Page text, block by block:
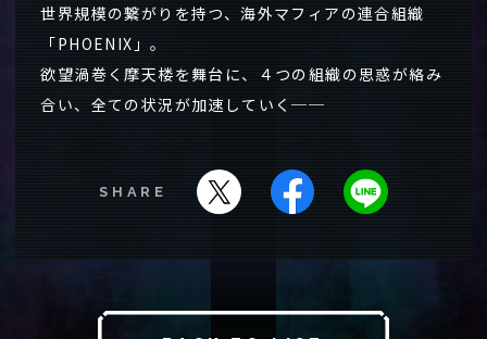
世界規模の繋がりを持つ、海外マフィアの連合組織
「PHOENIX」。
欲望渦巻く摩天楼を舞台に、４つの組織の思惑が絡み
合い、全ての状況が加速していく──
SHARE